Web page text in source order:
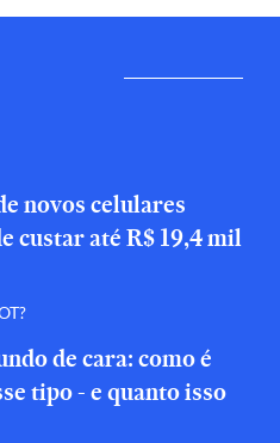
novos celulares
custar até R$ 19,4 mil
de cara: como é
tipo - e quanto isso